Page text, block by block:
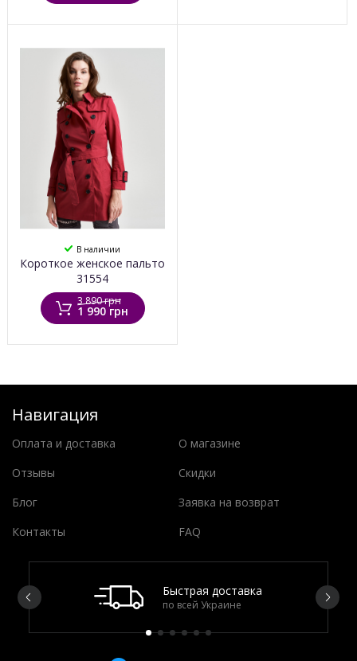
В наличии
Короткое женское пальто
31554
3 890 грн
1 990 грн
Навигация
Оплата и доставка
О магазине
Отзывы
Скидки
Блог
Заявка на возврат
Контакты
FAQ
Быстрая доставка
по всей Украине